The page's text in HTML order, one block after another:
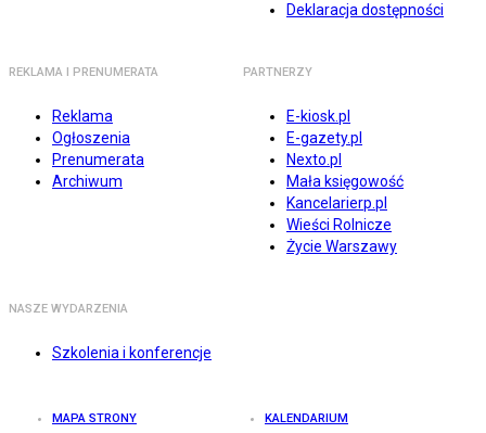
Deklaracja dostępności
REKLAMA I PRENUMERATA
Reklama
Ogłoszenia
Prenumerata
Archiwum
PARTNERZY
E-kiosk.pl
E-gazety.pl
Nexto.pl
Mała księgowość
Kancelarierp.pl
Wieści Rolnicze
Życie Warszawy
NASZE WYDARZENIA
Szkolenia i konferencje
MAPA STRONY KALENDARIUM